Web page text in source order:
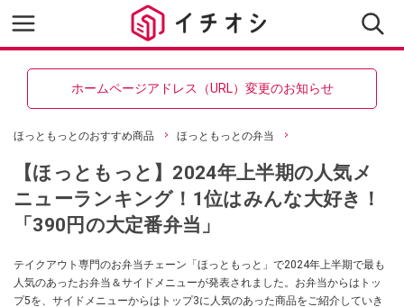
ホームページアドレス（URL）変更のお知らせ
ほっともっとのおすすめ商品 ほっともっとの弁当
【ほっともっと】2024年上半期の人気メ
ニューランキング！1位はみんな大好き！
「390円の大定番弁当」
テイクアウト専門のお弁当チェーン「ほっともっと」で2024年上半期で最も
人気のあったお弁当＆サイドメニューが発表されました。お弁当からはトッ
プ5を、サイドメニューからはトップ3に人気のあった商品をご紹介していき